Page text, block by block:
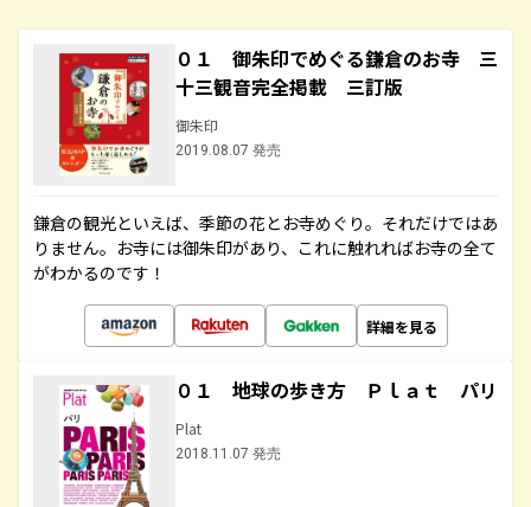
０１ 御朱印でめぐる鎌倉のお寺 三
十三観音完全掲載 三訂版
御朱印
2019.08.07 発売
鎌倉の観光といえば、季節の花とお寺めぐり。それだけではあ
りません。お寺には御朱印があり、これに触れればお寺の全て
がわかるのです！
詳細を見る
０１ 地球の歩き方 Ｐｌａｔ パリ
Plat
2018.11.07 発売